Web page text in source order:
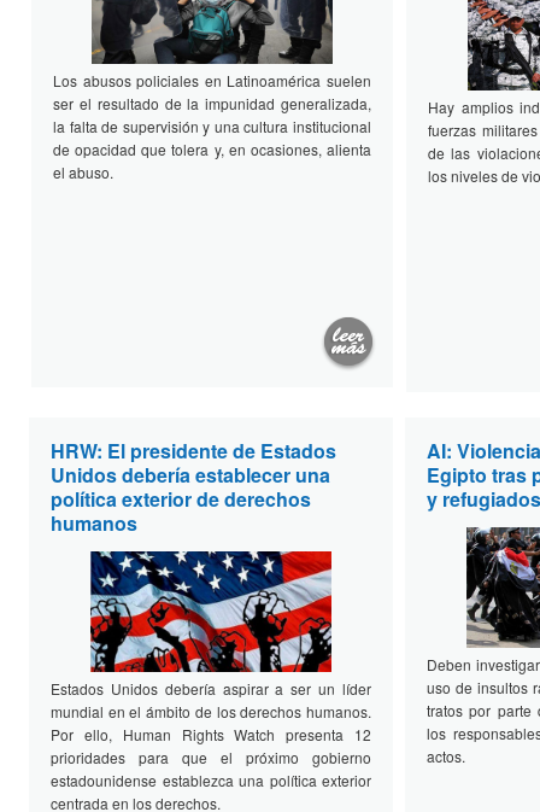
Los abusos policiales en Latinoamérica suelen
ser el resultado de la impunidad generalizada,
la falta de supervisión y una cultura institucional
de opacidad que tolera y, en ocasiones, alienta
el abuso.
Hay amplios
fuerzas
de las
los niveles de
HRW: El presidente de Estados
Unidos debería establecer una
política exterior de derechos
humanos
Estados Unidos debería aspirar a ser un líder
mundial en el ámbito de los derechos humanos.
Por ello, Human Rights Watch presenta 12
prioridades para que el próximo gobierno
estadounidense establezca una política exterior
centrada en los derechos.
AI:
Egipto tras
y
Deben
uso de insultos
tratos por parte
los
actos.